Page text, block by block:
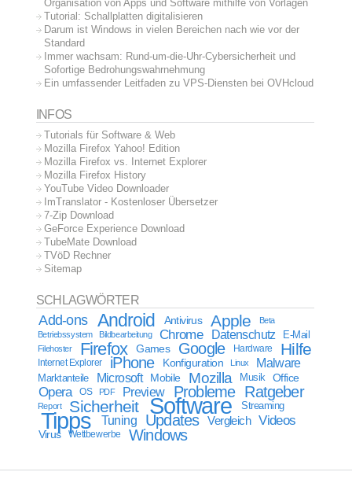
Organisation von Apps und Software mithilfe von Vorlagen
Tutorial: Schallplatten digitalisieren
Darum ist Windows in vielen Bereichen nach wie vor der
Standard
Immer wachsam: Rund-um-die-Uhr-Cybersicherheit und
Sofortige Bedrohungswahrnehmung
Ein umfassender Leitfaden zu VPS-Diensten bei OVHcloud
INFOS
Tutorials für Software & Web
Mozilla Firefox Yahoo! Edition
Mozilla Firefox vs. Internet Explorer
Mozilla Firefox History
YouTube Video Downloader
ImTranslator - Kostenloser Übersetzer
7-Zip Download
GeForce Experience Download
TubeMate Download
TVöD Rechner
Sitemap
SCHLAGWÖRTER
Add-ons Android Antivirus Apple
Beta
Betriebssystem
Bildbearbeitung Chrome Datenschutz E-Mail
Filehoster Firefox Games Google Hardware Hilfe
Internet Explorer iPhone Konfiguration Linux Malware
Marktanteile Microsoft Mobile Mozilla Musik Office
Opera OS PDF Preview Probleme Ratgeber
Report Sicherheit Software Streaming
Tipps Tuning Updates Vergleich Videos
Virus Wettbewerbe Windows